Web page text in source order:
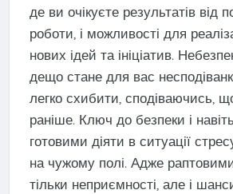
де ви очікуєте результатів від
роботи, і можливості для
нових ідей та ініціатив.
дещо стане для вас
легко схибити, сподіваючись,
раніше. Ключ до безпеки і
готовими діяти в ситуації
на чужому полі. Адже
тільки неприємності, але і